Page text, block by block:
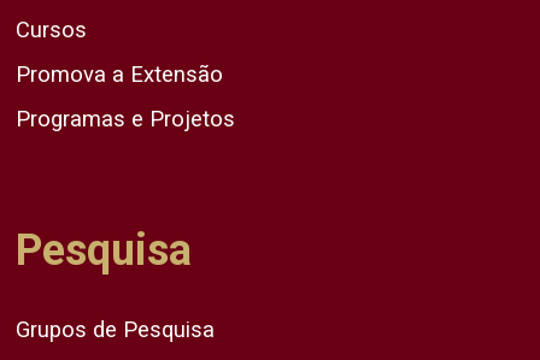
Cursos
Promova a Extensão
Programas e Projetos
Pesquisa
Grupos de Pesquisa